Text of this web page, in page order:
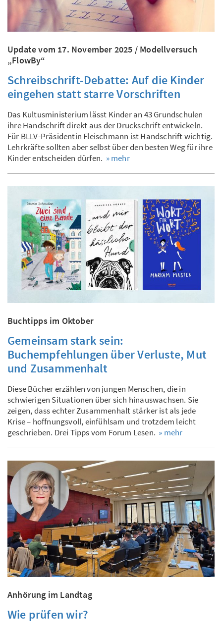
Update vom 17. November 2025 / Modellversuch
„FlowBy“
Schreibschrift-Debatte: Auf die Kinder
eingehen statt starre Vorschriften
Das Kultusministerium lässt Kinder an 43 Grundschulen
ihre Handschrift direkt aus der Druckschrift entwickeln.
Für BLLV-Präsidentin Fleischmann ist Handschrift wichtig.
Lehrkräfte sollten aber selbst über den besten Weg für ihre
Kinder entscheiden dürfen. » mehr
Buchtipps im Oktober
Gemeinsam stark sein:
Buchempfehlungen über Verluste, Mut
und Zusammenhalt
Diese Bücher erzählen von jungen Menschen, die in
schwierigen Situationen über sich hinauswachsen. Sie
zeigen, dass echter Zusammenhalt stärker ist als jede
Krise – hoffnungsvoll, einfühlsam und trotzdem leicht
geschrieben. Drei Tipps vom Forum Lesen. » mehr
Anhörung im Landtag
Wie prüfen wir?